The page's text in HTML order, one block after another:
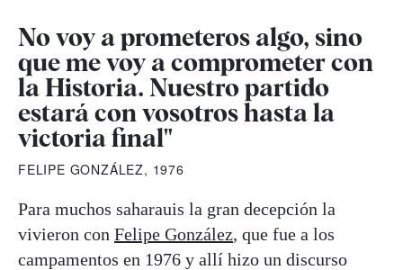
No voy a prometeros algo, sino
que me voy a comprometer con
la Historia. Nuestro partido
estará con vosotros hasta la
victoria final"
FELIPE GONZÁLEZ, 1976
Para muchos saharauis la gran decepción la
vivieron con Felipe González, que fue a los
campamentos en 1976 y allí hizo un discurso